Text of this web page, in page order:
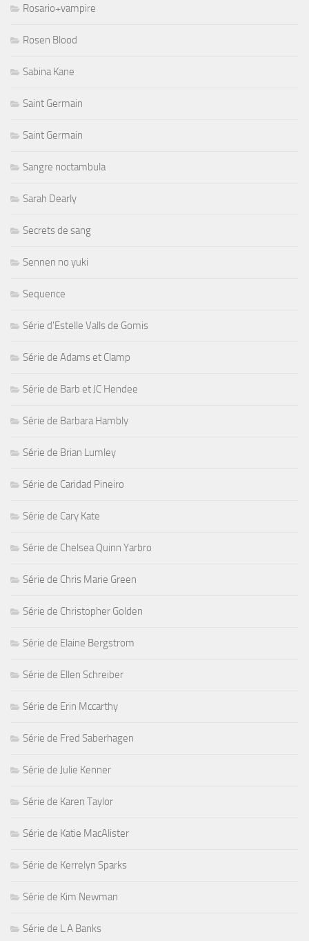
Rosario+vampire
Rosen Blood
Sabina Kane
Saint Germain
Saint Germain
Sangre noctambula
Sarah Dearly
Secrets de sang
Sennen no yuki
Sequence
Série d'Estelle Valls de Gomis
Série de Adams et Clamp
Série de Barb et JC Hendee
Série de Barbara Hambly
Série de Brian Lumley
Série de Caridad Pineiro
Série de Cary Kate
Série de Chelsea Quinn Yarbro
Série de Chris Marie Green
Série de Christopher Golden
Série de Elaine Bergstrom
Série de Ellen Schreiber
Série de Erin Mccarthy
Série de Fred Saberhagen
Série de Julie Kenner
Série de Karen Taylor
Série de Katie MacAlister
Série de Kerrelyn Sparks
Série de Kim Newman
Série de L.A Banks